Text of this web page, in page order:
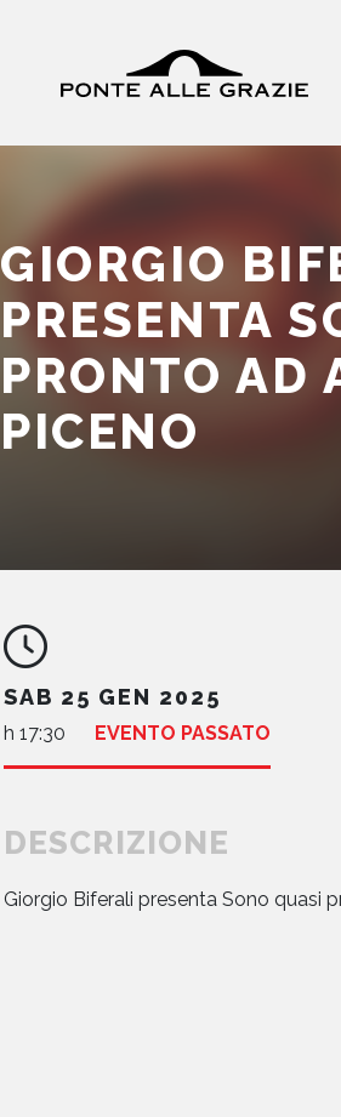
GIORGIO
PRESENTA
PRONTO AD
PICENO
SAB 25 GEN 2025
h 17:30 EVENTO PASSATO
DESCRIZIONE
Giorgio Biferali presenta Sono quasi